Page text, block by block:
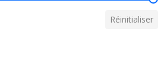
Réinitialiser